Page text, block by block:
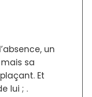
un
sa
Et
lui ; .